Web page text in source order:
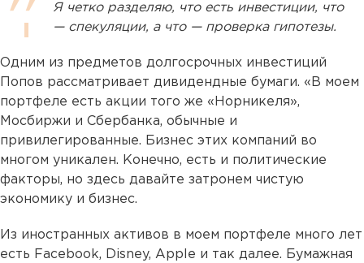
Я четко разделяю, что есть инвестиции, что
— спекуляции, а что — проверка гипотезы.
Одним из предметов долгосрочных инвестиций
Попов рассматривает дивидендные бумаги. «В моем
портфеле есть акции того же «Норникеля»,
Мосбиржи и Сбербанка, обычные и
привилегированные. Бизнес этих компаний во
многом уникален. Конечно, есть и политические
факторы, но здесь давайте затронем чистую
экономику и бизнес.
Из иностранных активов в моем портфеле много лет
есть Facebook, Disney, Apple и так далее. Бумажная